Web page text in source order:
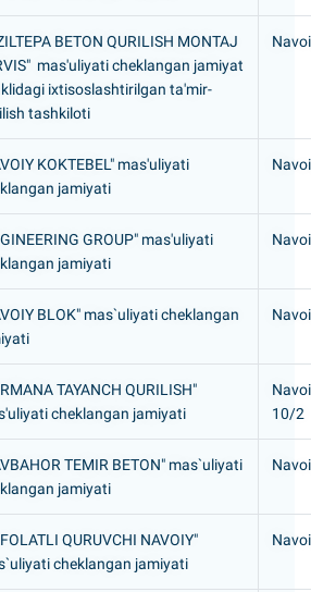
BETON QURILISH MONTAJ
mas'uliyati cheklangan jamiyat
ixtisoslashtirilgan ta'mir-
tashkiloti
KOKTEBEL" mas'uliyati
jamiyati
GROUP" mas'uliyati
jamiyati
BLOK" mas`uliyati cheklangan
TAYANCH QURILISH"
cheklangan jamiyati
10/2
TEMIR BETON" mas`uliyati
jamiyati
QURUVCHI NAVOIY"
cheklangan jamiyati